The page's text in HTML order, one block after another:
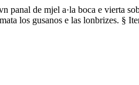
panal de mjel a·la boca e vierta
los gusanos e las lonbrizes. §